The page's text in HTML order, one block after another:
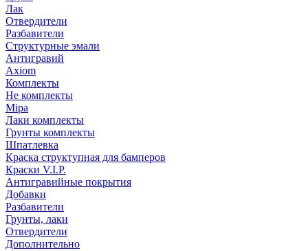
Лак
Отвердители
Разбавители
Структурные эмали
Антигравий
Axiom
Комплекты
Не комплекты
Mipa
Лаки комплекты
Грунты комплекты
Шпатлевка
Краска структупная для бамперов
Краски V.I.P.
Антигравийные покрытия
Добавки
Разбавители
Грунты, лаки
Отвердители
Дополнительно